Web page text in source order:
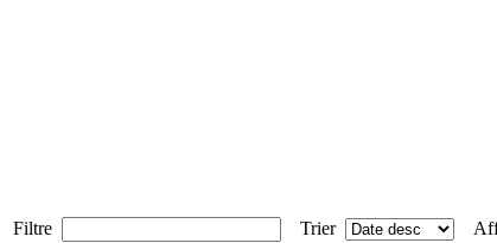
Filtre
Trier